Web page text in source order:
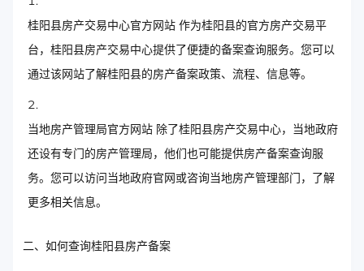
桂阳县房产交易中心官方网站 作为桂阳县的官方房产交易平
台，桂阳县房产交易中心提供了便捷的备案查询服务。您可以
通过该网站了解桂阳县的房产备案政策、流程、信息等。
当地房产管理局官方网站 除了桂阳县房产交易中心，当地政府
还设有专门的房产管理局，他们也可能提供房产备案查询服
务。您可以访问当地政府官网或咨询当地房产管理部门，了解
更多相关信息。
二、如何查询桂阳县房产备案